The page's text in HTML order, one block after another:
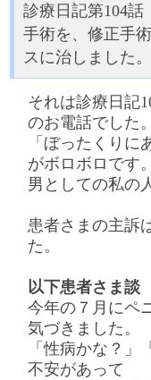
診療日記第104
手術を、修正手
スに治しました
それは診療日記
のお電話でした
「ぼったくり
がボロボロです
男としての私の
患者さまの主訴
た。
以下患者さま談
今年の７月にペ
気づきました。
「性病かな？
不安があって